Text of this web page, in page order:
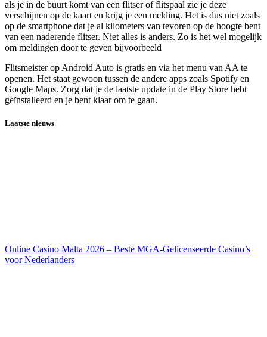
als je in de buurt komt van een flitser of flitspaal zie je deze
verschijnen op de kaart en krijg je een melding. Het is dus niet zoals
op de smartphone dat je al kilometers van tevoren op de hoogte bent
van een naderende flitser. Niet alles is anders. Zo is het wel mogelijk
om meldingen door te geven bijvoorbeeld
Flitsmeister op Android Auto is gratis en via het menu van AA te
openen. Het staat gewoon tussen de andere apps zoals Spotify en
Google Maps. Zorg dat je de laatste update in de Play Store hebt
geïnstalleerd en je bent klaar om te gaan.
Laatste nieuws
Online Casino Malta 2026 – Beste MGA-Gelicenseerde Casino’s
voor Nederlanders